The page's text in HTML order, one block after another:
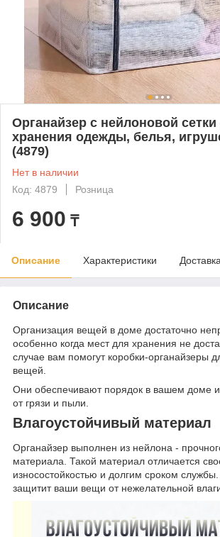
Органайзер с нейлоновой сетки
хранения одежды, белья,
(4879)
Нет в наличии
Код: 4879
Розница
6 900 ₸
Описание Характеристики Доставка
Описание
Организация вещей в доме достаточно
особенно когда мест для хранения не
случае вам помогут коробки-органайзеры
вещей.
Они обеспечивают порядок в вашем доме
от грязи и пыли.
Влагоустойчивый материал
Органайзер выполнен из нейлона -
материала. Такой материал отличается
износостойкостью и долгим сроком
защитит ваши вещи от нежелательной